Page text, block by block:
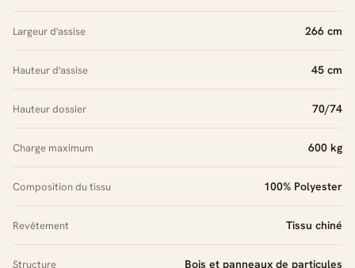
Largeur d'assise 266 cm
Hauteur d'assise 45 cm
Hauteur dossier 70/74
Charge maximum 600 kg
Composition du tissu 100% Polyester
Revêtement Tissu chiné
Structure Bois et panneaux de particules